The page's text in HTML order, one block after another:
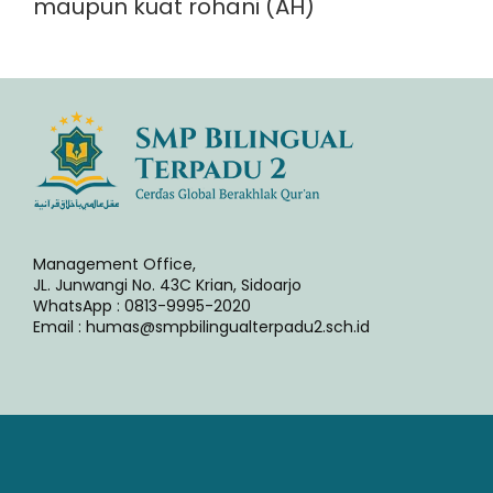
maupun kuat rohani (AH)
Management Office,
JL. Junwangi No. 43C Krian, Sidoarjo
WhatsApp : 0813-9995-2020
Email : humas@smpbilingualterpadu2.sch.id